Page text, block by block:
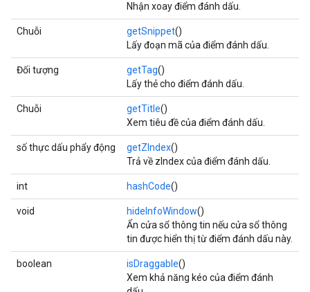
Nhận xoay điểm đánh dấu.
Chuỗi getSnippet()
Lấy đoạn mã của điểm đánh dấu.
Đối tượng getTag()
Lấy thẻ cho điểm đánh dấu.
Chuỗi getTitle()
Xem tiêu đề của điểm đánh dấu.
số thực dấu phẩy động getZIndex()
Trả về zIndex của điểm đánh dấu.
int hashCode()
void hideInfoWindow()
Ẩn cửa sổ thông tin nếu cửa sổ thông
tin được hiển thị từ điểm đánh dấu này.
boolean isDraggable()
Xem khả năng kéo của điểm đánh